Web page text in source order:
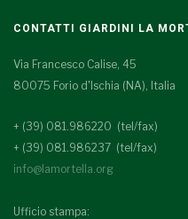
CONTATTI GIARDINI LA
Via Francesco Calise, 45
80075 Forio d'Ischia (NA), Italia
+ (39) 081.986220 (tel/fax)
+ (39) 081.986237 (tel/fax)
info@lamortella.org
Ufficio stampa: